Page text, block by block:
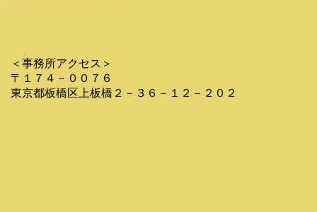
＜事務所アクセス＞
〒１７４－００７６
東京都板橋区上板橋２－３６－１２－２０２